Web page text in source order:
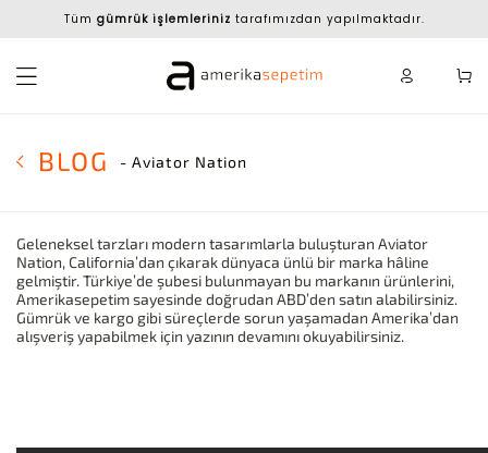
Tüm gümrük işlemleriniz tarafımızdan yapılmaktadır.
BLOG - Aviator Nation
Geleneksel tarzları modern tasarımlarla buluşturan Aviator
Nation, California’dan çıkarak dünyaca ünlü bir marka hâline
gelmiştir. Türkiye’de şubesi bulunmayan bu markanın ürünlerini,
Amerikasepetim sayesinde doğrudan ABD’den satın alabilirsiniz.
Gümrük ve kargo gibi süreçlerde sorun yaşamadan Amerika’dan
alışveriş yapabilmek için yazının devamını okuyabilirsiniz.